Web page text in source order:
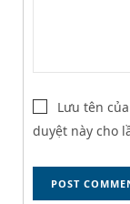
Lưu tên
duyệt này cho